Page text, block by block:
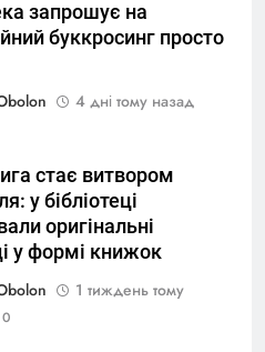
запрошує на
буккросинг просто
4 дні тому назад
стає витвором
у бібліотеці
оригінальні
у формі книжок
1 тиждень тому
0